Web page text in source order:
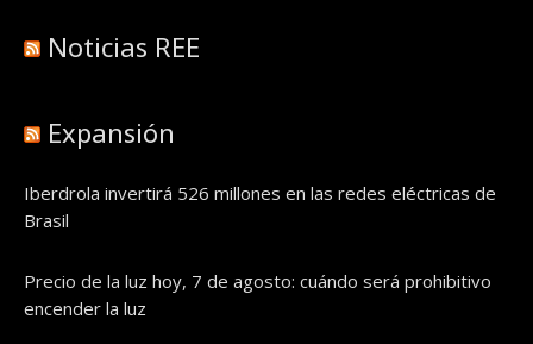
Noticias REE
Expansión
Iberdrola invertirá 526 millones en las redes eléctricas de
Brasil
Precio de la luz hoy, 7 de agosto: cuándo será prohibitivo
encender la luz